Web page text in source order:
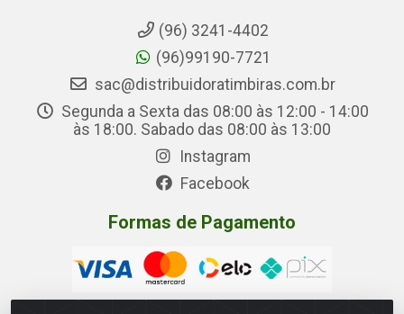
(96) 3241-4402
(96)99190-7721
sac@distribuidoratimbiras.com.br
Segunda a Sexta das 08:00 às 12:00 - 14:00
às 18:00. Sabado das 08:00 às 13:00
Instagram
Facebook
Formas de Pagamento